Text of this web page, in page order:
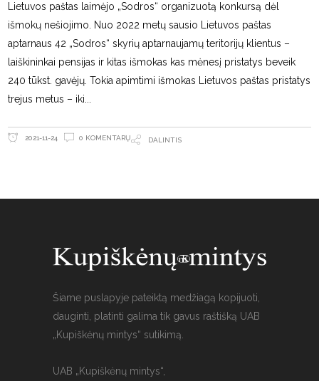
Lietuvos paštas laimėjo „Sodros“ organizuotą konkursą dėl
išmokų nešiojimo. Nuo 2022 metų sausio Lietuvos paštas
aptarnaus 42 „Sodros“ skyrių aptarnaujamų teritorijų klientus –
laiškininkai pensijas ir kitas išmokas kas mėnesį pristatys beveik
240 tūkst. gavėjų. Tokia apimtimi išmokas Lietuvos paštas pristatys
trejus metus – iki
2021-11-24 0 KOMENTARŲ DALINTIS
Šiame puslapyje pateiktą medžiagą kopijuoti,
dauginti, platinti galima tik gavus raštišką UAB
„Kupiškėnų mintys“ sutikimą.
UAB „Kupiškėnų mintys“,